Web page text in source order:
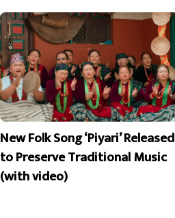
New Folk Song ‘Piyari’ Released
to Preserve Traditional Music
(with video)